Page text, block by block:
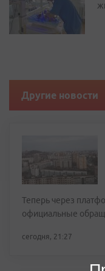
Другие новости
Теперь через
официальные
сегодня, 21:27